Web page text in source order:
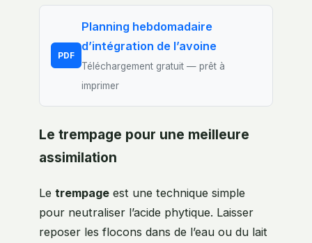
PDF
Planning hebdomadaire
d’intégration de l’avoine
Téléchargement gratuit — prêt à
imprimer
Le trempage pour une meilleure
assimilation
Le trempage est une technique simple
pour neutraliser l’acide phytique. Laisser
reposer les flocons dans de l’eau ou du lait